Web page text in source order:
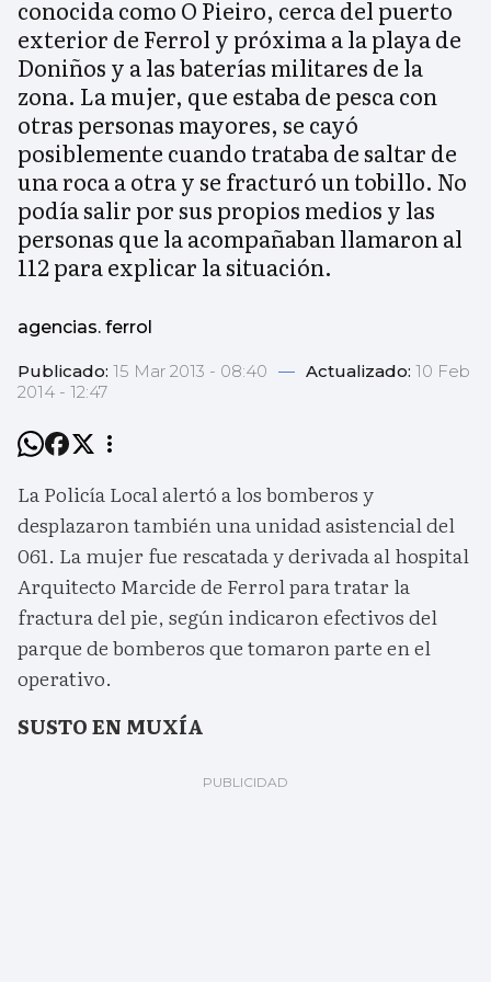
conocida como O Pieiro, cerca del puerto
exterior de Ferrol y próxima a la playa de
Doniños y a las baterías militares de la
zona. La mujer, que estaba de pesca con
otras personas mayores, se cayó
posiblemente cuando trataba de saltar de
una roca a otra y se fracturó un tobillo. No
podía salir por sus propios medios y las
personas que la acompañaban llamaron al
112 para explicar la situación.
agencias. ferrol
Publicado: 15 Mar 2013 - 08:40 — Actualizado: 10 Feb
2014 - 12:47
La Policía Local alertó a los bomberos y
desplazaron también una unidad asistencial del
061. La mujer fue rescatada y derivada al hospital
Arquitecto Marcide de Ferrol para tratar la
fractura del pie, según indicaron efectivos del
parque de bomberos que tomaron parte en el
operativo.
SUSTO EN MUXÍA